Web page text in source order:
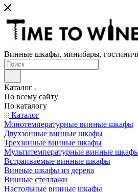
Винные шкафы, минибары,
Каталог
По всему сайту
По каталогу
Каталог
Монотемпературные винные шкафы
Двухзонные винные шкафы
Трехзонные винные шкафы
Мультитемпературные винные
Встраиваемые винные шкафы
Винные шкафы из дерева
Винные стеллажи
Настольные винные шкафы